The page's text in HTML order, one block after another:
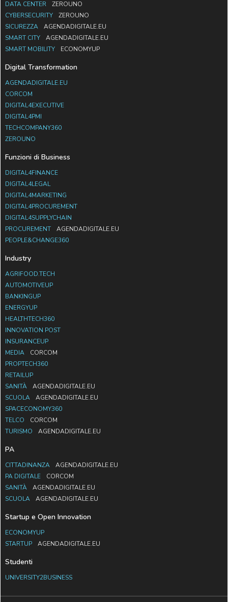
DATA CENTER
ZEROUNO
CYBERSECURITY
ZEROUNO
SICUREZZA
AGENDADIGITALE.EU
SMART CITY
AGENDADIGITALE.EU
SMART MOBILITY
ECONOMYUP
Digital Transformation
AGENDADIGITALE.EU
CORCOM
DIGITAL4EXECUTIVE
DIGITAL4PMI
TECHCOMPANY360
ZEROUNO
Funzioni di Business
DIGITAL4FINANCE
DIGITAL4LEGAL
DIGITAL4MARKETING
DIGITAL4PROCUREMENT
DIGITAL4SUPPLYCHAIN
PROCUREMENT
AGENDADIGITALE.EU
PEOPLE&CHANGE360
Industry
AGRIFOOD.TECH
AUTOMOTIVEUP
BANKINGUP
ENERGYUP
HEALTHTECH360
INNOVATION POST
INSURANCEUP
MEDIA
CORCOM
PROPTECH360
RETAILUP
SANITÀ
AGENDADIGITALE.EU
SCUOLA
AGENDADIGITALE.EU
SPACECONOMY360
TELCO
CORCOM
TURISMO
AGENDADIGITALE.EU
PA
CITTADINANZA
AGENDADIGITALE.EU
PA DIGITALE
CORCOM
SANITÀ
AGENDADIGITALE.EU
SCUOLA
AGENDADIGITALE.EU
Startup e Open Innovation
ECONOMYUP
STARTUP
AGENDADIGITALE.EU
Studenti
UNIVERSITY2BUSINESS